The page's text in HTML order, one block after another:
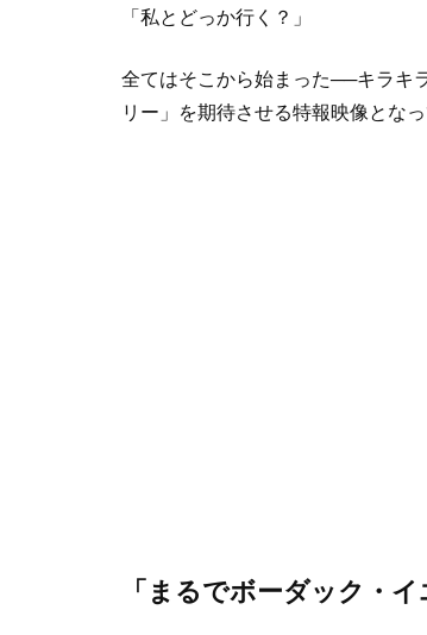
「私とどっか行く？」
全てはそこから始まった──キラキ
リー」を期待させる特報映像となっ
「まるでボーダック・